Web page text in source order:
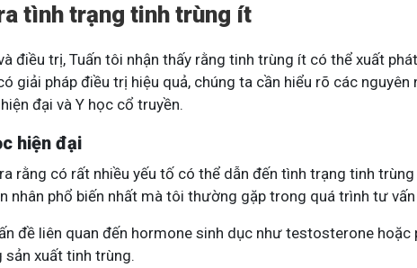
tình trạng tinh trùng ít
điều trị, Tuấn tôi nhận thấy rằng tinh trùng ít có thể xuất
giải pháp điều trị hiệu quả, chúng ta cần hiểu rõ các nguyên
đại và Y học cổ truyền.
hiện đại
rằng có rất nhiều yếu tố có thể dẫn đến tình trạng tinh trùng
nhân phổ biến nhất mà tôi thường gặp trong quá trình tư
đề liên quan đến hormone sinh dục như testosterone hoặc
sản xuất tinh trùng.